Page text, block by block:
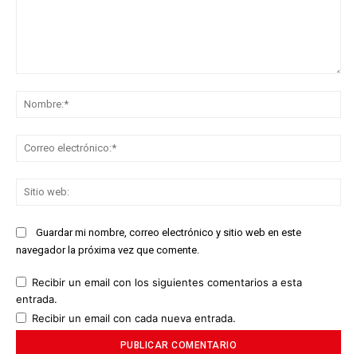
Guardar mi nombre, correo electrónico y sitio web en este
navegador la próxima vez que comente.
Recibir un email con los siguientes comentarios a esta
entrada.
Recibir un email con cada nueva entrada.